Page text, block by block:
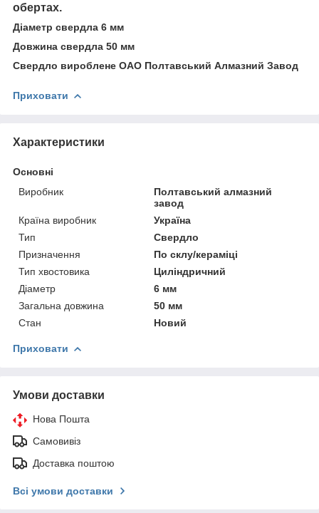
обертах.
Діаметр свердла 6 мм
Довжина свердла 50 мм
Свердло вироблене ОАО Полтавський Алмазний Завод
Приховати
Характеристики
Основні
Виробник
Полтавський алмазний
завод
Країна виробник
Україна
Тип
Свердло
Призначення
По склу/кераміці
Тип хвостовика
Циліндричний
Діаметр
6 мм
Загальна довжина
50 мм
Стан
Новий
Приховати
Умови доставки
Нова Пошта
Самовивіз
Доставка поштою
Всі умови доставки